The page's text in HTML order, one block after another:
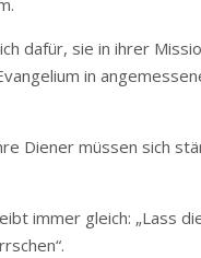
dafür, sie in ihrer
in
Diener müssen sich
immer gleich: „Lass